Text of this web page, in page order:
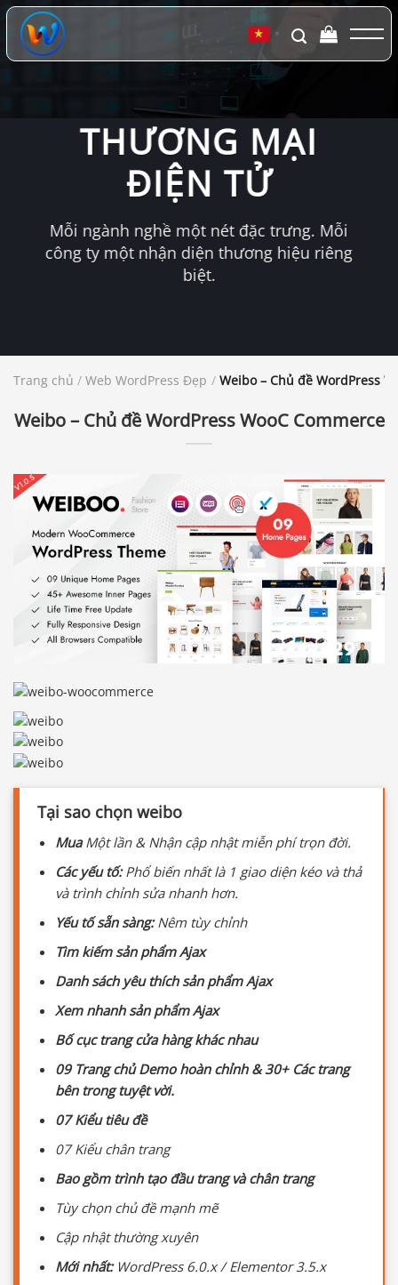
Chuyển
đến
dung
▼
THƯƠNG MẠI
ĐIỆN TỬ
Mỗi ngành nghề một nét đặc trưng. Mỗi
công ty một nhận diện thương hiệu riêng
biệt.
Trang chủ / Web WordPress Đẹp / Weibo – Chủ đề WordPress
Weibo – Chủ đề WordPress WooC Commerce
Tại sao chọn weibo
MuaMột lần & Nhận cập nhật miễn phí trọn đời.
Các yếu tố:Phổ biến nhất là 1 giao diện kéo và thả
và trình chỉnh sửa nhanh hơn.
Yếu tố sẵn sàng:Nêm tùy chỉnh
Tìm kiếm sản phẩm Ajax
Danh sách yêu thích sản phẩm Ajax
Xem nhanh sản phẩm Ajax
Bố cục trang cửa hàng khác nhau
09 Trang chủ Demo hoàn chỉnh &30+Các trang
bên trong tuyệt vời.
07 Kiểu tiêu đề
07 Kiểu chân trang
Bao gồm trình tạo đầu trang và chân trang
Tùy chọn chủ đề mạnh mẽ
Cập nhật thường xuyên
Mới nhất:WordPress 6.0.x / Elementor 3.5.x